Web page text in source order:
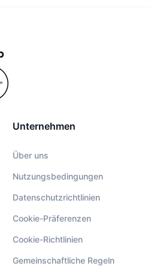
Unternehmen
Über uns
Nutzungsbedingungen
Datenschutzrichtlinien
Cookie-Präferenzen
Cookie-Richtlinien
Gemeinschaftliche Regeln